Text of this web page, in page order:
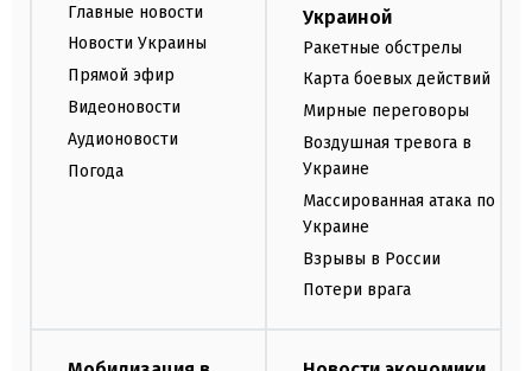
Главные новости
Новости Украины
Прямой эфир
Видеоновости
Аудионовости
Погода
Украиной
Ракетные обстрелы
Карта боевых действий
Мирные переговоры
Воздушная тревога в
Украине
Массированная атака по
Украине
Взрывы в России
Потери врага